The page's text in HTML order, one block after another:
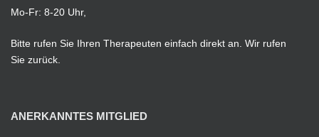
Mo-Fr: 8-20 Uhr,
Bitte rufen Sie Ihren Therapeuten einfach direkt an. Wir rufen
Sie zurück.
ANERKANNTES MITGLIED